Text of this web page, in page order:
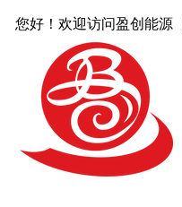
您好！欢迎访问盈创能源